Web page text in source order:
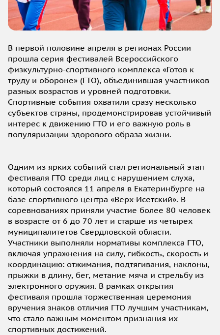
В первой половине апреля в регионах России
прошла серия фестивалей Всероссийского
физкультурно-спортивного комплекса «Готов к
труду и обороне» (ГТО), объединившая участников
разных возрастов и уровней подготовки.
Спортивные события охватили сразу несколько
субъектов страны, продемонстрировав устойчивый
интерес к движению ГТО и его важную роль в
популяризации здорового образа жизни.
Одним из ярких событий стал региональный этап
фестиваля ГТО среди лиц с нарушением слуха,
который состоялся 11 апреля в Екатеринбурге на
базе спортивного центра «Верх-Исетский». В
соревнованиях приняли участие более 80 человек
в возрасте от 6 до 70 лет и старше из четырех
муниципалитетов Свердловской области.
Участники выполняли нормативы комплекса ГТО,
включая упражнения на силу, гибкость, скорость и
координацию: отжимания, подтягивания, наклоны,
прыжки в длину, бег, метание мяча и стрельбу из
электронного оружия. В рамках открытия
фестиваля прошла торжественная церемония
вручения знаков отличия ГТО лучшим участникам,
что стало важным моментом признания их
спортивных достижений.